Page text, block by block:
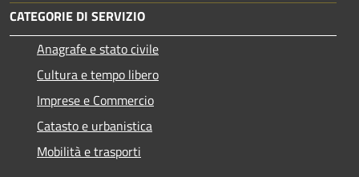
CATEGORIE DI SERVIZIO
Anagrafe e stato civile
Cultura e tempo libero
Imprese e Commercio
Catasto e urbanistica
Mobilità e trasporti